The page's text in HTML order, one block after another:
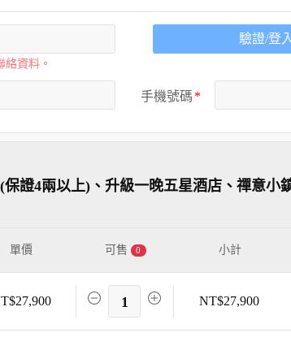
資料。
驗證/登入
手機號碼
證4兩以上)、升級一晚五星酒店、禪意小
單價 可售 0 小計
1 NT$27,900